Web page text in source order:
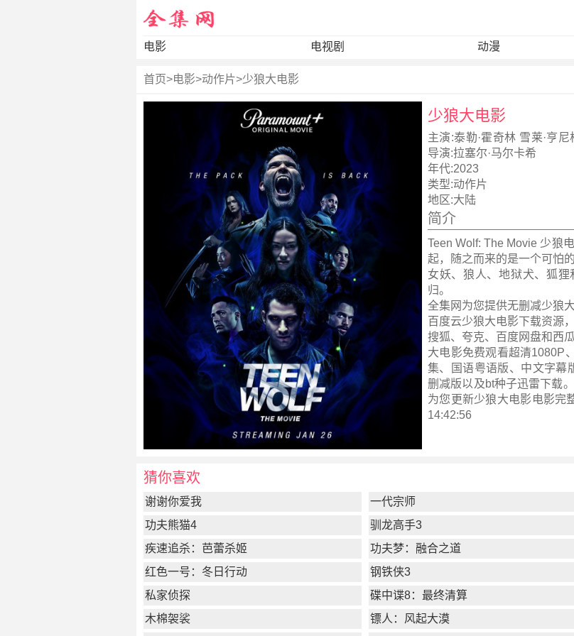
电影 电视剧 动漫
首页>电影>动作片>少狼大电影
少狼大电影
主演:泰勒·霍奇林 雪莱·亨
西
导演:拉塞尔·马尔卡希
年代:2023
类型:动作片
地区:大陆
简介
Teen Wolf: The Movie 少狼
起，随之而来的是一个可怕
女妖、狼人、地狱犬、狐
归。
全集网为您提供无删减少狼
百度云少狼大电影下载资源
搜狐、夸克、百度网盘和西
大电影免费观看超清1080P
集、国语粤语版、中文字幕
删减版以及bt种子迅雷下载
为您更新少狼大电影电影完
14:42:56
猜你喜欢
谢谢你爱我 一代宗师
功夫熊猫4
驯龙高手3
疾速追杀：芭蕾杀姬
功夫梦：融合之道
红色一号：冬日行动
钢铁侠3
私家侦探
碟中谍8：最终清算
木棉袈裟
镖人：风起大漠